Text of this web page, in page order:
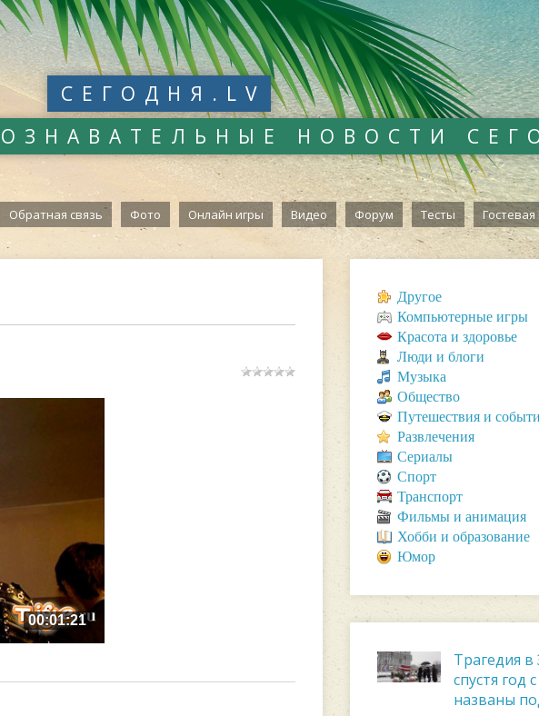
СЕГОДНЯ.LV
НОВОСТИ
Обратная связь Фото Онлайн игры Видео Форум Тесты Гостевая
00:01:21
Другое
Компьютерные игры
Красота и здоровье
Люди и блоги
Музыка
Общество
Путешествия и
Развлечения
Сериалы
Спорт
Транспорт
Фильмы и анимация
Хобби и образование
Юмор
Трагедия в
спустя год
названы